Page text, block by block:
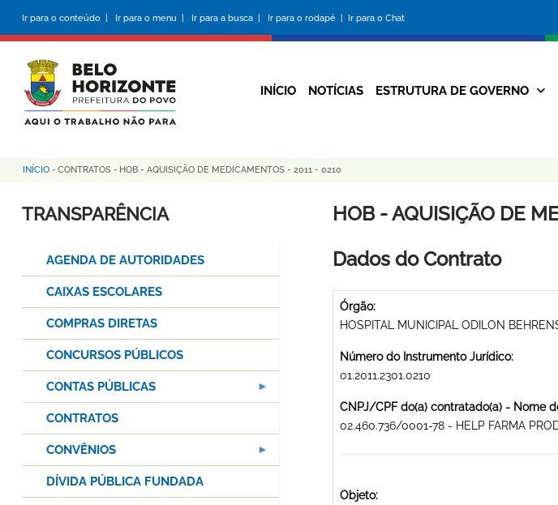
conteúdo
principal
Ir para o conteúdo | Ir para o menu | Ir para a busca | Ir para o rodapé | Ir para o Chat
da
INÍCIO NOTÍCIAS ESTRUTURA DE GOVERNO
Trilha
de
INÍCIO - CONTRATOS - HOB - AQUISIÇÃO DE MEDICAMENTOS - 2011 - 0210
HOB - AQUISIÇÃO DE
Dados do Contrato
Órgão:
HOSPITAL MUNICIPAL ODILON
Número do Instrumento Jurídico:
01.2011.2301.0210
CNPJ/CPF do(a) contratado(a) - Nome
02.460.736/0001-78 - HELP FARMA
Objeto:
TRANSPARÊNCIA
AGENDA DE AUTORIDADES
CAIXAS ESCOLARES
COMPRAS DIRETAS
CONCURSOS PÚBLICOS
CONTAS PÚBLICAS
CONTRATOS
CONVÊNIOS
DÍVIDA PÚBLICA FUNDADA